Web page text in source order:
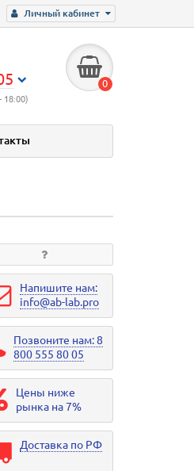
Личный кабинет
18:00)
0
Напишите нам:
info@ab-lab.pro
Позвоните нам: 8
800 555 80 05
Цены ниже
рынка на 7%
Доставка по РФ